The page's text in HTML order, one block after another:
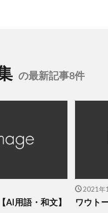
の最新記事8件
AI用語・和文】
2021年
ワウト